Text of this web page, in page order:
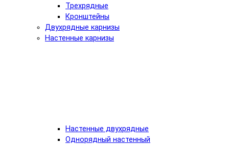
Трехрядные
Кронштейны
Двухрядные карнизы
Настенные карнизы
Настенные двухрядные
Однорядный настенный